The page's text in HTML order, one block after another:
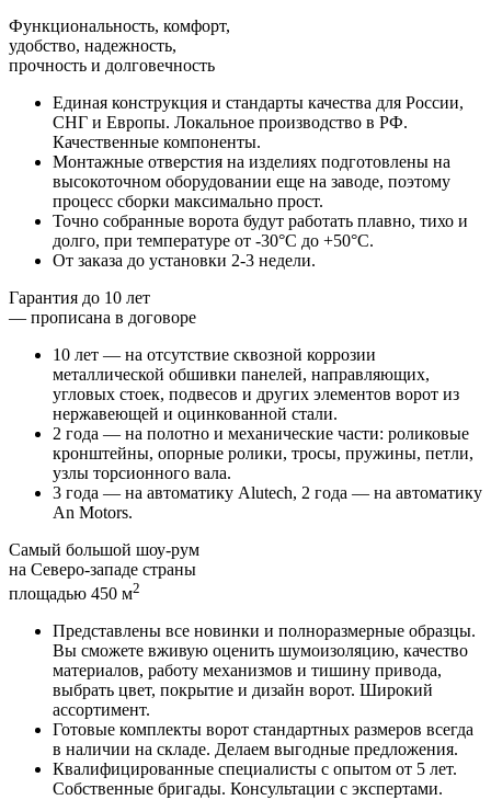
Функциональность, комфорт,
удобство, надежность,
прочность и долговечность
Единая конструкция и стандарты качества для России,
СНГ и Европы. Локальное производство в РФ.
Качественные компоненты.
Монтажные отверстия на изделиях подготовлены на
высокоточном оборудовании еще на заводе, поэтому
процесс сборки максимально прост.
Точно собранные ворота будут работать плавно, тихо и
долго, при температуре от -30°C до +50°C.
От заказа до установки 2-3 недели.
Гарантия до 10 лет
— прописана в договоре
10 лет — на отсутствие сквозной коррозии
металлической обшивки панелей, направляющих,
угловых стоек, подвесов и других элементов ворот из
нержавеющей и оцинкованной стали.
2 года — на полотно и механические части: роликовые
кронштейны, опорные ролики, тросы, пружины, петли,
узлы торсионного вала.
3 года — на автоматику Alutech, 2 года — на автоматику
An Motors.
Самый большой шоу-рум
на Северо-западе страны
площадью 450 м2
Представлены все новинки и полноразмерные образцы.
Вы сможете вживую оценить шумоизоляцию, качество
материалов, работу механизмов и тишину привода,
выбрать цвет, покрытие и дизайн ворот. Широкий
ассортимент.
Готовые комплекты ворот стандартных размеров всегда
в наличии на складе. Делаем выгодные предложения.
Квалифицированные специалисты с опытом от 5 лет.
Собственные бригады. Консультации с экспертами.